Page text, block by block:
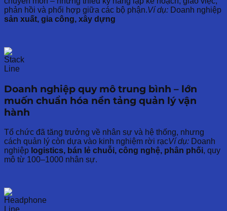
phản hồi và phối hợp giữa các bộ phận.Ví dụ: Doanh nghiệp
sản xuất, gia công, xây dựng
Doanh nghiệp quy mô trung bình – lớn
muốn chuẩn hóa nền tảng quản lý vận
hành
Tổ chức đã tăng trưởng về nhân sự và hệ thống, nhưng
cách quản lý còn dựa vào kinh nghiệm rời rạcVí dụ: Doanh
nghiệp logistics, bán lẻ chuỗi, công nghệ, phân phối, quy
mô từ 100–1000 nhân sự.